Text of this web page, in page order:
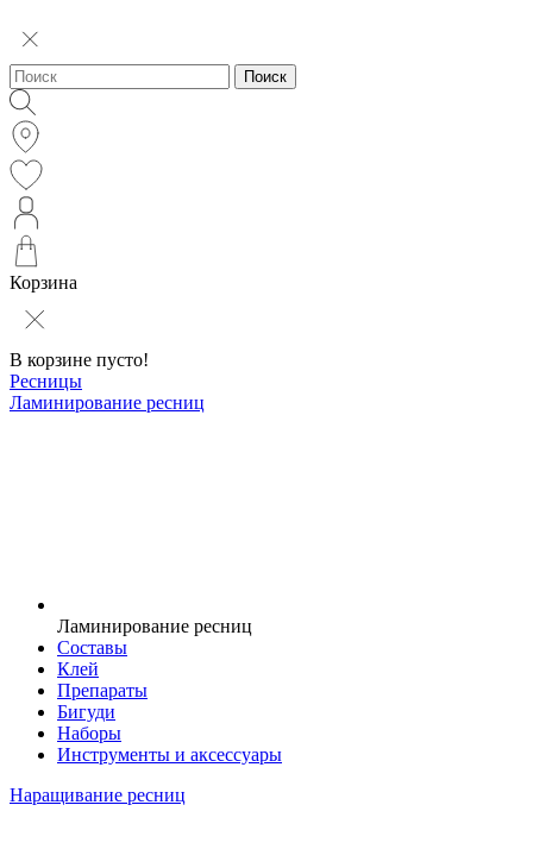
Поиск
Корзина
В корзине пусто!
Ресницы
Ламинирование ресниц
Ламинирование ресниц
Составы
Клей
Препараты
Бигуди
Наборы
Инструменты и аксессуары
Наращивание ресниц